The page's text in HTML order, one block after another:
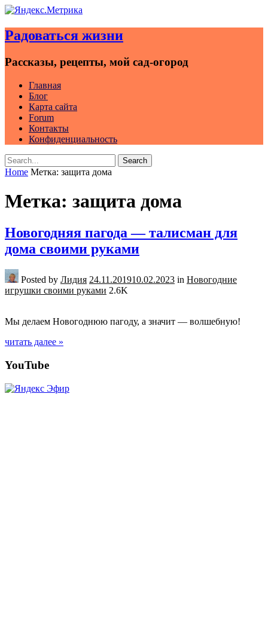
to
content
Радоваться жизни
Рассказы, рецепты, мой сад-огород
Главная
Блог
Карта сайта
Forum
Контакты
Конфиденциальность
Search
for:
Search
Home Метка: защита дома
Метка: защита дома
Новогодняя пагода — талисман для
дома своими руками
Posted by Лидия 24.11.201910.02.2023 in Новогодние
игрушки своими руками 2.6K
Мы делаем Новогоднюю пагоду, а значит — волшебную!
читать далее »
Posts
YouTube